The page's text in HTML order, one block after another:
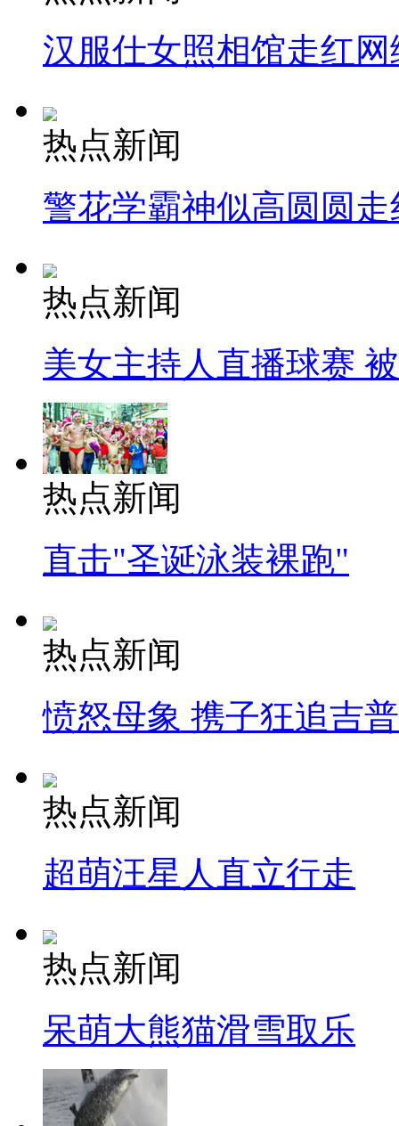
汉服仕女照相馆走红网
热点新闻
警花学霸神似高圆圆走
热点新闻
美女主持人直播球赛
热点新闻
直击"圣诞泳装裸跑"
热点新闻
愤怒母象 携子狂追吉
热点新闻
超萌汪星人直立行走
热点新闻
呆萌大熊猫滑雪取乐